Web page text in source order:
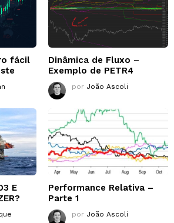
fácil
Dinâmica de Fluxo –
Exemplo de PETR4
por João Ascoli
E
Performance Relativa –
Parte 1
por João Ascoli